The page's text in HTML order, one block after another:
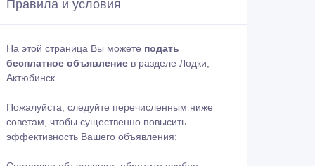
Правила и условия
На этой страница Вы можете подать
бесплатное объявление в разделе Лодки,
Актюбинск .
Пожалуйста, следуйте перечисленным ниже
советам, чтобы существенно повысить
эффективность Вашего объявления: